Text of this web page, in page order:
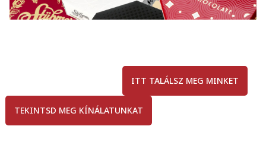
ITT TALÁLSZ MEG MINKET
TEKINTSD MEG KÍNÁLATUNKAT